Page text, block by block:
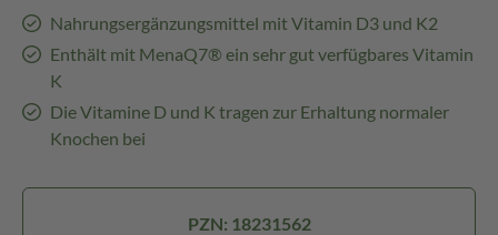
Nahrungsergänzungsmittel mit Vitamin D3 und K2
Enthält mit MenaQ7® ein sehr gut verfügbares Vitamin
K
Die Vitamine D und K tragen zur Erhaltung normaler
Knochen bei
PZN: 18231562